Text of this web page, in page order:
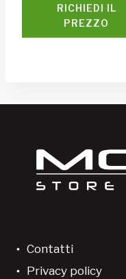
RICHIEDI IL
PREZZO
Contatti
Privacy policy